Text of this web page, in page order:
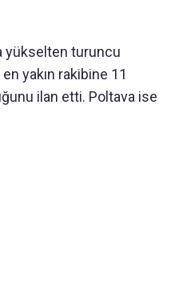
yükselten turuncu
yakın rakibine 11
ilan etti. Poltava ise